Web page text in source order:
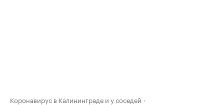
Коронавирус в Калининграде и у соседей